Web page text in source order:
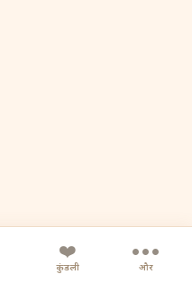
❤️
कुंडली
•••
और